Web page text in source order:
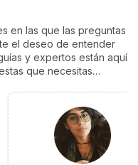
en las que las preguntas
el deseo de entender
y expertos están aquí
que necesitas…